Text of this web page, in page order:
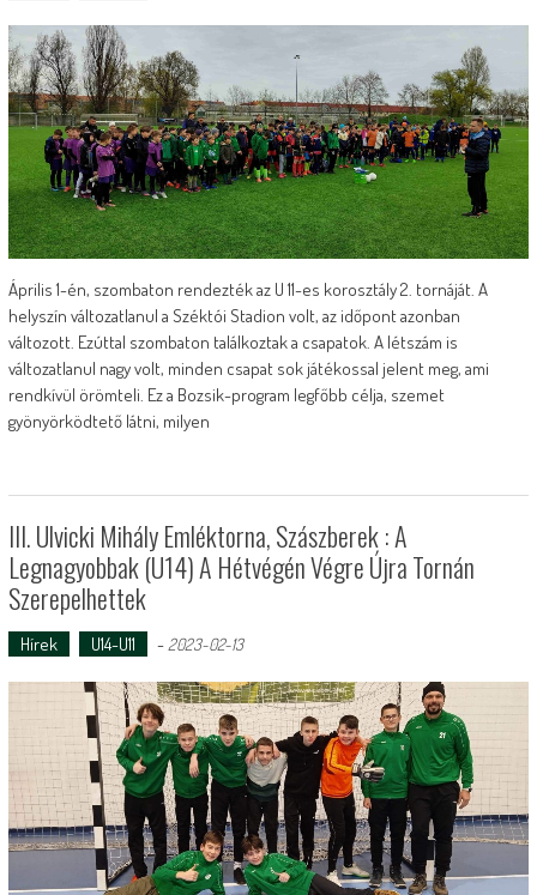
Április 1-én, szombaton rendezték az U 11-es korosztály 2. tornáját. A
helyszín változatlanul a Széktói Stadion volt, az időpont azonban
változott. Ezúttal szombaton találkoztak a csapatok. A létszám is
változatlanul nagy volt, minden csapat sok játékossal jelent meg, ami
rendkívül örömteli. Ez a Bozsik-program legfőbb célja, szemet
gyönyörködtető látni, milyen
III. Ulvicki Mihály Emléktorna, Szászberek : A
Legnagyobbak (U14) A Hétvégén Végre Újra Tornán
Szerepelhettek
Hírek U14-U11 - 2023-02-13